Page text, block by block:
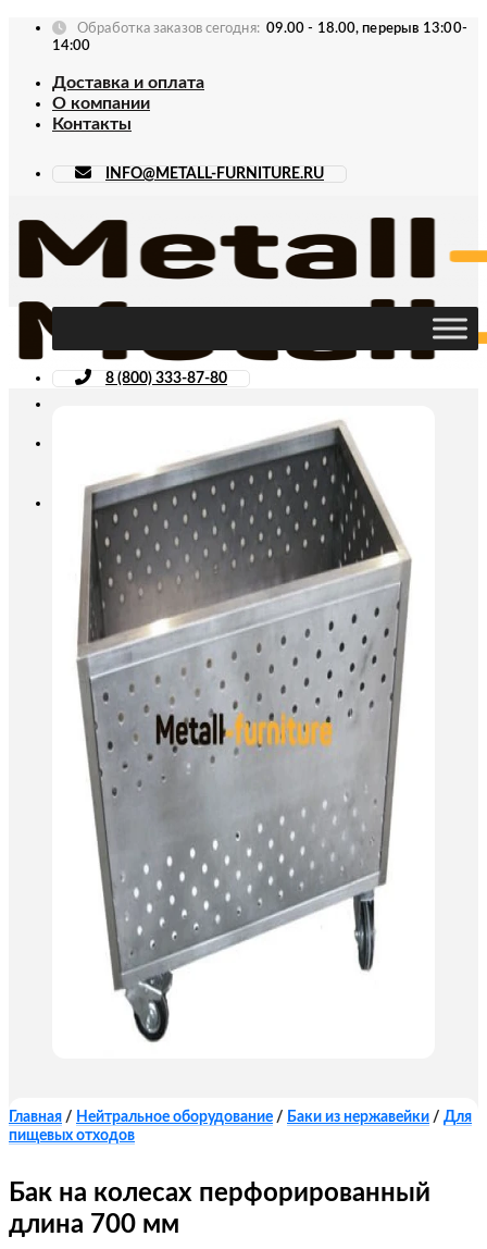
Skip
Обработка заказов сегодня: 09.00 - 18.00, перерыв 13:00-
14:00
Доставка и оплата
О компании
Контакты
INFO@METALL-FURNITURE.RU
8 (800) 333-87-80
Главная / Нейтральное оборудование / Баки из нержавейки / Для
пищевых отходов
Бак на колесах перфорированный
длина 700 мм